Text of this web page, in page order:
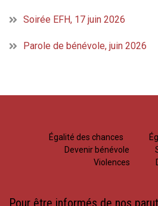
Soirée EFH, 17 juin 2026
Parole de bénévole, juin 2026
Égalité des chances
Devenir bénévole
Violences
Pour être informés de nos